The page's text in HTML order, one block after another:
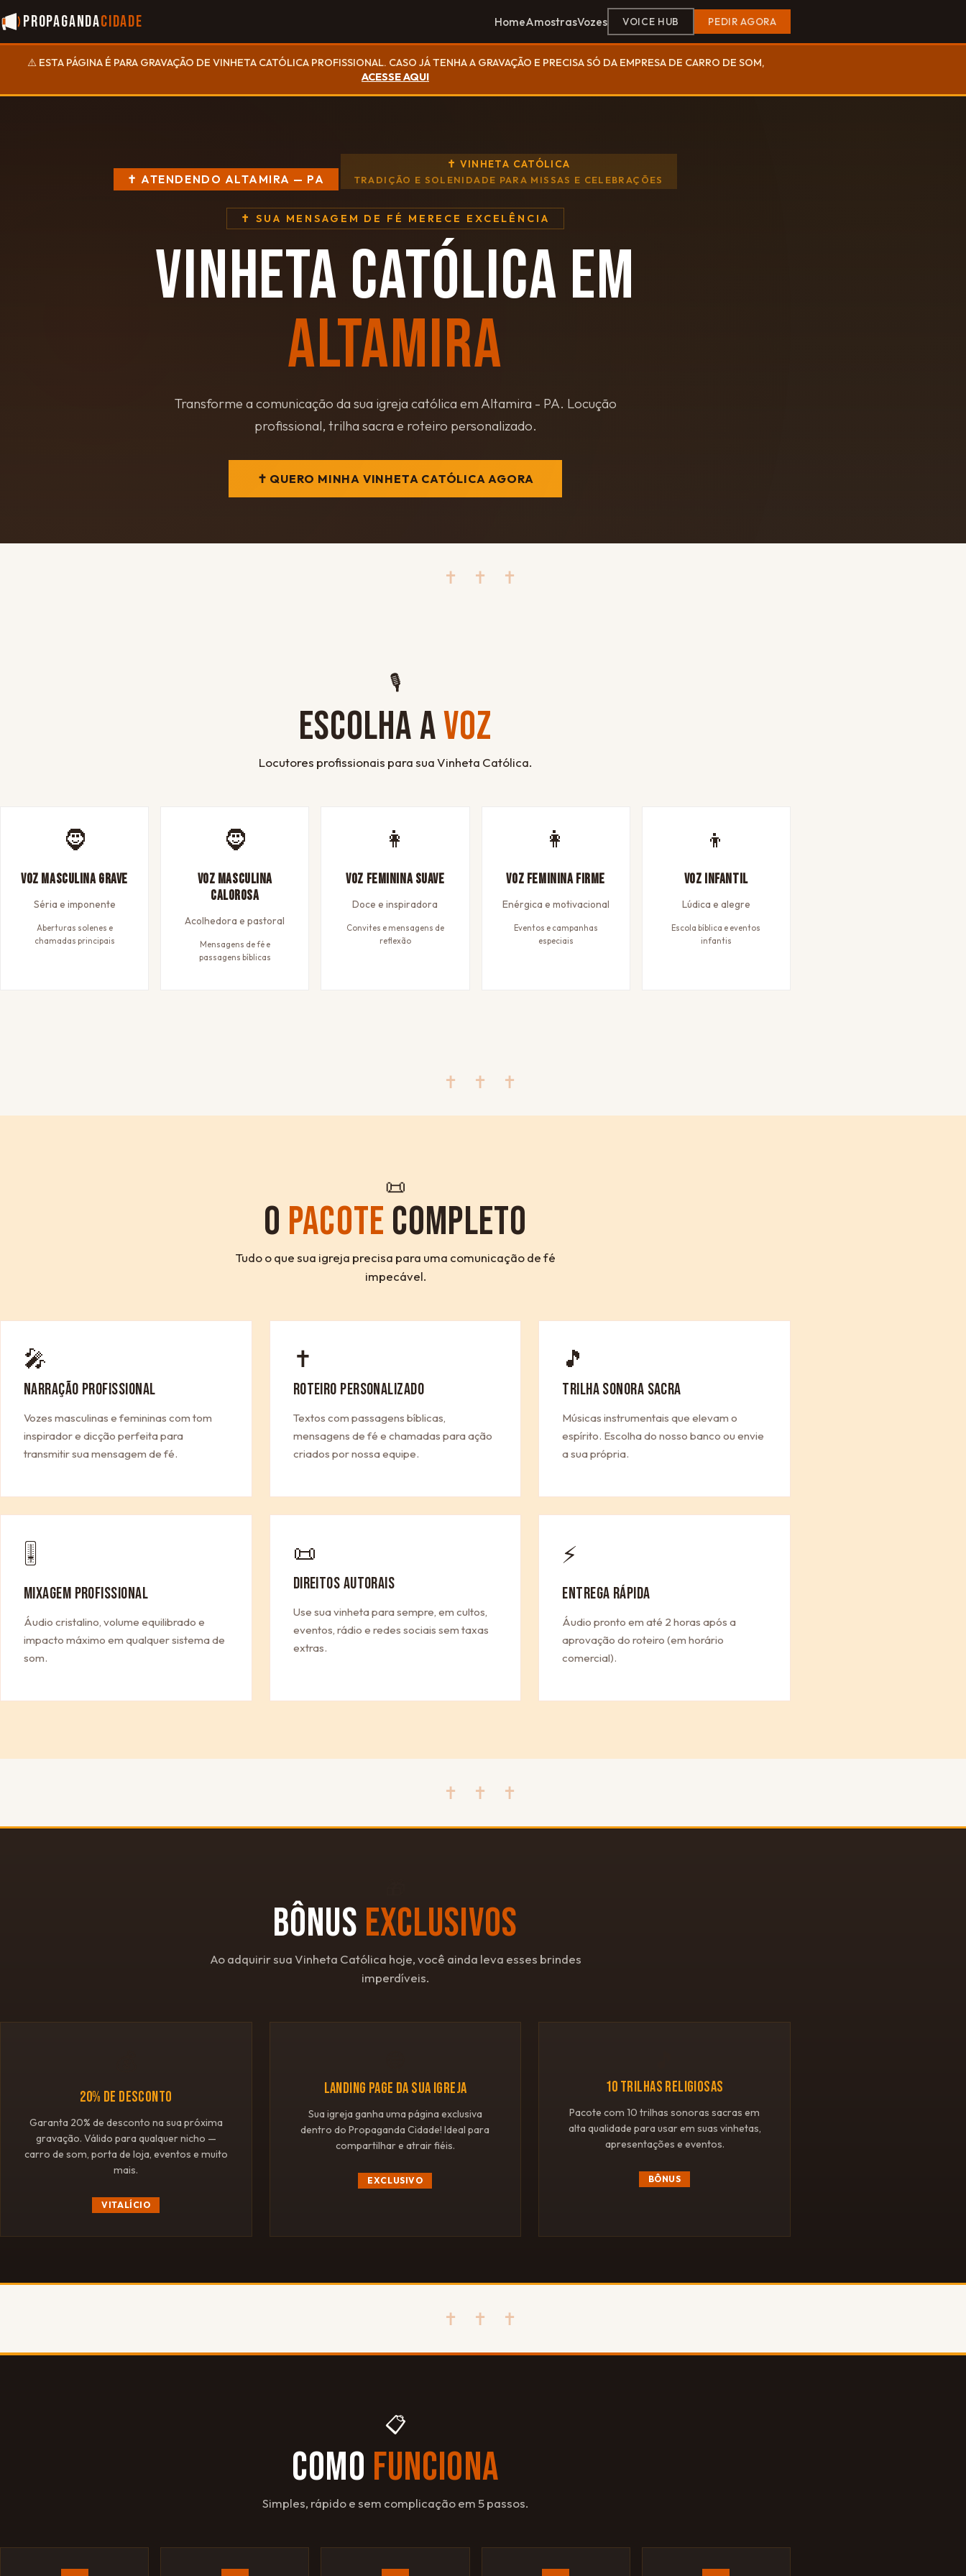
PropagandaCidade HomeAmostrasVozes VOICE HUB PEDIR AGORA
⚠️ ESTA PÁGINA É PARA GRAVAÇÃO DE VINHETA CATÓLICA PROFISSIONAL. CASO JÁ TENHA A GRAVAÇÃO E PRECISA SÓ DA EMPRESA DE CARRO DE SOM,
ACESSE AQUI
✝ ATENDENDO ALTAMIRA — PA
✝ VINHETA CATÓLICA
TRADIÇÃO E SOLENIDADE PARA MISSAS E CELEBRAÇÕES
✝ SUA MENSAGEM DE FÉ MERECE EXCELÊNCIA
VINHETA CATÓLICA EM
ALTAMIRA
Transforme a comunicação da sua igreja católica em Altamira - PA. Locução
profissional, trilha sacra e roteiro personalizado.
✝ QUERO MINHA VINHETA CATÓLICA AGORA
✝ ✝ ✝
🎙
ESCOLHA AVOZ
Locutores profissionais para sua Vinheta Católica.
🧔
Voz Masculina Grave
Séria e imponente
Aberturas solenes e
chamadas principais
🧔
Voz Masculina
Calorosa
Acolhedora e pastoral
Mensagens de fé e
passagens bíblicas
👩
Voz Feminina Suave
Doce e inspiradora
Convites e mensagens de
reflexão
👩
Voz Feminina Firme
Enérgica e motivacional
Eventos e campanhas
especiais
👦
Voz Infantil
Lúdica e alegre
Escola bíblica e eventos
infantis
✝ ✝ ✝
📜
O PACOTE COMPLETO
Tudo o que sua igreja precisa para uma comunicação de fé
impecável.
🎤
NARRAÇÃO PROFISSIONAL
Vozes masculinas e femininas com tom
inspirador e dicção perfeita para
transmitir sua mensagem de fé.
✝
ROTEIRO PERSONALIZADO
Textos com passagens bíblicas,
mensagens de fé e chamadas para ação
criados por nossa equipe.
🎵
TRILHA SONORA SACRA
Músicas instrumentais que elevam o
espírito. Escolha do nosso banco ou envie
a sua própria.
🎚
MIXAGEM PROFISSIONAL
Áudio cristalino, volume equilibrado e
impacto máximo em qualquer sistema de
som.
📜
DIREITOS AUTORAIS
Use sua vinheta para sempre, em cultos,
eventos, rádio e redes sociais sem taxas
extras.
⚡
ENTREGA RÁPIDA
Áudio pronto em até 2 horas após a
aprovação do roteiro (em horário
comercial).
✝ ✝ ✝
BÔNUS EXCLUSIVOS
Ao adquirir sua Vinheta Católica hoje, você ainda leva esses brindes
imperdíveis.
20% DE DESCONTO
Garanta 20% de desconto na sua próxima
gravação. Válido para qualquer nicho —
carro de som, porta de loja, eventos e muito
mais.
VITALÍCIO
LANDING PAGE DA SUA IGREJA
Sua igreja ganha uma página exclusiva
dentro do Propaganda Cidade! Ideal para
compartilhar e atrair fiéis.
EXCLUSIVO
10 TRILHAS RELIGIOSAS
Pacote com 10 trilhas sonoras sacras em
alta qualidade para usar em suas vinhetas,
apresentações e eventos.
BÔNUS
✝ ✝ ✝
📋
COMO FUNCIONA
Simples, rápido e sem complicação em 5 passos.